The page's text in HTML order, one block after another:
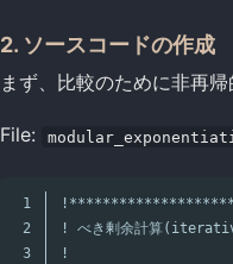
2. ソースコードの作成
まず、比較のために非再帰
File:
1
2
3
! べき剰余計算
!